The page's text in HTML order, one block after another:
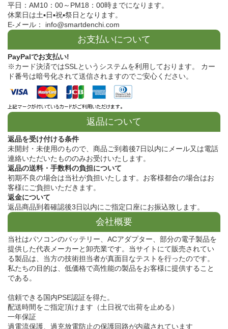
平日：AM10：00～PM18：00時までになります。
休業日は土▪日▪祝▪祭日となります。
E-メール： info@smartdenchi.com
お支払いについて
PayPalでお支払い!
※カード決済ではSSLというシステムを利用しております。 カー
ド番号は暗号化されて送信されますのでご安心ください。
返品について
返品を受け付ける条件
未開封・未使用のもので、商品ご到着後7日以内にメール又は電話
連絡いただいたもののみお受けいたします。
返品の送料・手数料の負担について
初期不良の場合は当社が負担いたします。お客様都合の場合はお
客様にご負担いただきます。
返金について
返品商品到着確認後3日以内にご指定口座にお振込致します。
会社概要
当社はパソコンのバッテリー、ACアダプター、部分の電子製品を
提供した代表メーカーと卸売業です。当サイトにて販売されてい
る製品は、当方の技術担当者が真面目なテストを行ったのです。
私たちの目的は、低価格で高性能の製品をお客様に提供すること
である。
信頼できる国内PSE認証を得た。
配送時間をご指定頂けます（土日祝で出荷を止める）
一年保証
過電流保護、過充放電防止の保護回路が内蔵されています